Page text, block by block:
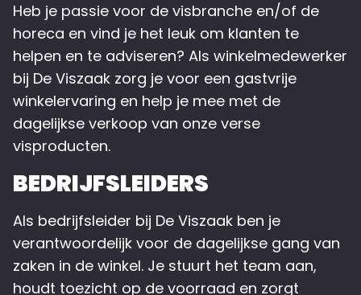
Heb je passie voor de visbranche en/of de
horeca en vind je het leuk om klanten te
helpen en te adviseren? Als winkelmedewerker
bij De Viszaak zorg je voor een gastvrije
winkelervaring en help je mee met de
dagelijkse verkoop van onze verse
visproducten.
BEDRIJFSLEIDERS
Als bedrijfsleider bij De Viszaak ben je
verantwoordelijk voor de dagelijkse gang van
zaken in de winkel. Je stuurt het team aan,
houdt toezicht op de voorraad en zorgt